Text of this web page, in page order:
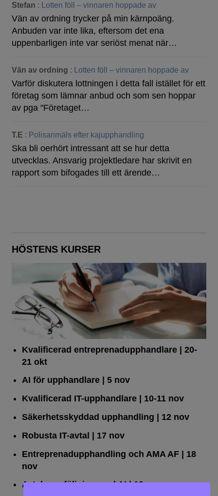
Stefan : Lotten föll – vinnaren hoppade av
Vän av ordning trycker på min kärnpoäng.
Anbuden var inte lika, eftersom det ena
uppenbarligen inte var seriöst menat när…
Vän av ordning : Lotten föll – vinnaren hoppade av
Varför diskutera lottningen i detta fall istället för ett
företag som lämnar anbud och som sen hoppar
av pga "Företaget…
T.E : Polisanmäls efter kajupphandling
Ska bli oerhört intressant att se hur detta
utvecklas. Ansvarig projektledare har skrivit en
rapport som bifogades till ett ärende…
HÖSTENS KURSER
Kvalificerad entreprenad­upphandlare | 20-
21 okt
AI för upphandlare| 5 nov
Kvalificerad IT-upphandlare| 10-11 nov
Säkerhetsskyddad upphandling | 12 nov
Robusta IT-avtal | 17 nov
Entreprenadupphandling och AMA AF| 18
nov
Avtalsuppföljning med AI| 19 nov